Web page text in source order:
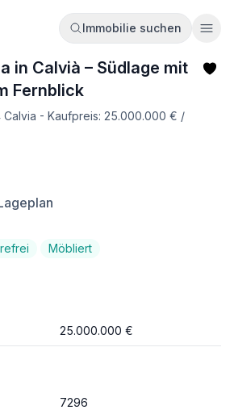
Immobilie suchen
in Calvià – Südlage mit
Fernblick
Calvia - Kaufpreis: 25.000.000 € /
Möbliert
25.000.000 €
7296